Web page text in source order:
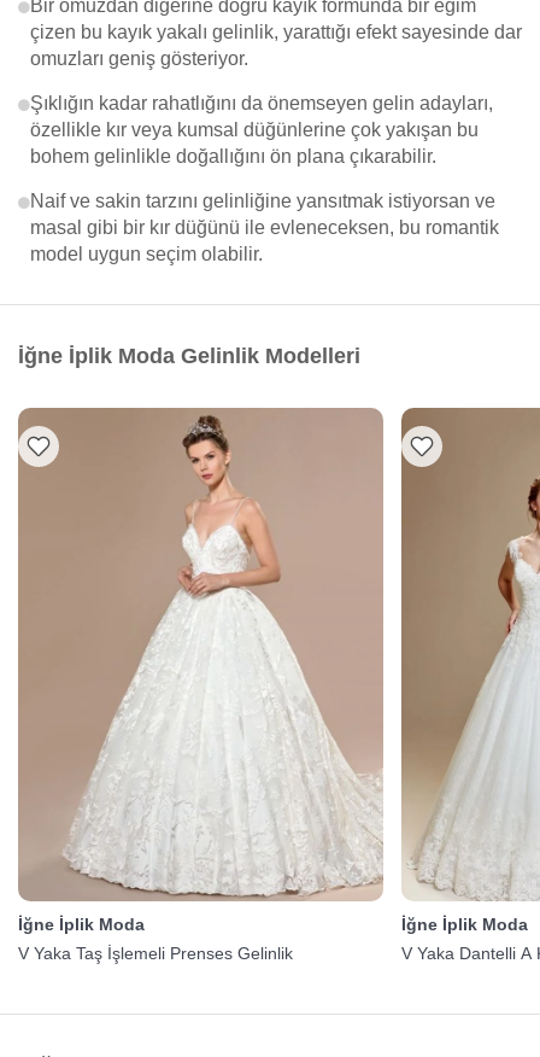
Bir omuzdan diğerine doğru kayık formunda bir eğim
çizen bu kayık yakalı gelinlik, yarattığı efekt sayesinde dar
omuzları geniş gösteriyor.
Şıklığın kadar rahatlığını da önemseyen gelin adayları,
özellikle kır veya kumsal düğünlerine çok yakışan bu
bohem gelinlikle doğallığını ön plana çıkarabilir.
Naif ve sakin tarzını gelinliğine yansıtmak istiyorsan ve
masal gibi bir kır düğünü ile evleneceksen, bu romantik
model uygun seçim olabilir.
İğne İplik Moda Gelinlik Modelleri
İğne İplik Moda
V Yaka Taş İşlemeli Prenses Gelinlik
İğne İplik Moda
V Yaka Dantelli A